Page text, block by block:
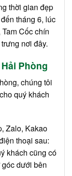
thời gian đẹp
tháng 6, lúc
Cốc chín
nơi đây.
Phòng
chúng tôi
quý khách
Zalo, Kakao
thoại sau:
khách cũng có
dưới bên